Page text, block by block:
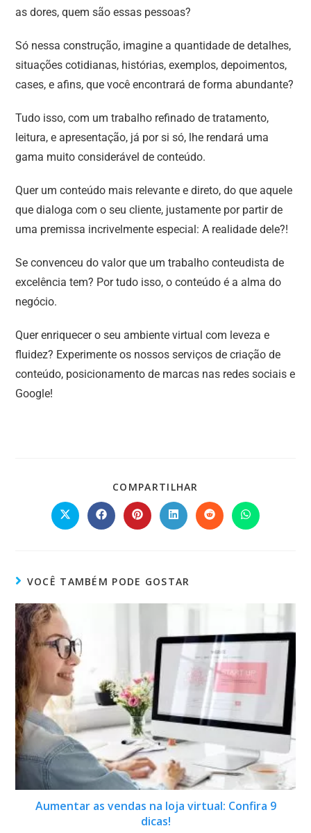
as dores, quem são essas pessoas?
Só nessa construção, imagine a quantidade de detalhes,
situações cotidianas, histórias, exemplos, depoimentos,
cases, e afins, que você encontrará de forma abundante?
Tudo isso, com um trabalho refinado de tratamento,
leitura, e apresentação, já por si só, lhe rendará uma
gama muito considerável de conteúdo.
Quer um conteúdo mais relevante e direto, do que aquele
que dialoga com o seu cliente, justamente por partir de
uma premissa incrivelmente especial: A realidade dele?!
Se convenceu do valor que um trabalho conteudista de
excelência tem? Por tudo isso, o conteúdo é a alma do
negócio.
Quer enriquecer o seu ambiente virtual com leveza e
fluidez? Experimente os nossos serviços de criação de
conteúdo, posicionamento de marcas nas redes sociais e
Google!
COMPARTILHAR
VOCÊ TAMBÉM PODE GOSTAR
Aumentar as vendas na loja virtual: Confira 9
dicas!